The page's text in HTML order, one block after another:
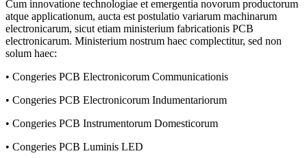
Cum innovatione technologiae et emergentia novorum productorum
atque applicationum, aucta est postulatio variarum machinarum
electronicarum, sicut etiam ministerium fabricationis PCB
electronicarum. Ministerium nostrum haec complectitur, sed non
solum haec:
• Congeries PCB Electronicorum Communicationis
• Congeries PCB Electronicorum Indumentariorum
• Congeries PCB Instrumentorum Domesticorum
• Congeries PCB Luminis LED